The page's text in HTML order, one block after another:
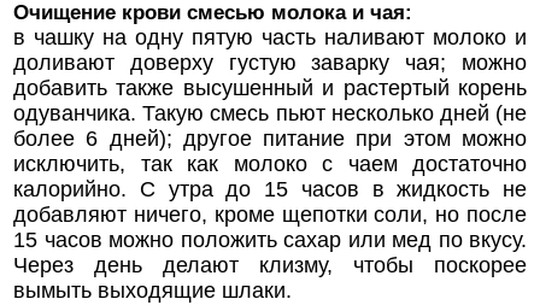
Очищение крови смесью молока и чая:
в чашку на одну пятую часть наливают молоко и
доливают доверху густую заварку чая; можно
добавить также высушенный и растертый корень
одуванчика. Такую смесь пьют несколько дней (не
более 6 дней); другое питание при этом можно
исключить, так как молоко с чаем достаточно
калорийно. С утра до 15 часов в жидкость не
добавляют ничего, кроме щепотки соли, но после
15 часов можно положить сахар или мед по вкусу.
Через день делают клизму, чтобы поскорее
вымыть выходящие шлаки.